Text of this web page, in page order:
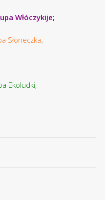
Włóczykije;
Słoneczka,
Ekoludki,